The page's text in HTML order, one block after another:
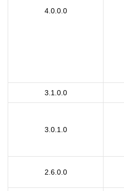
4.0.0.0
3.1.0.0
3.0.1.0
2.6.0.0